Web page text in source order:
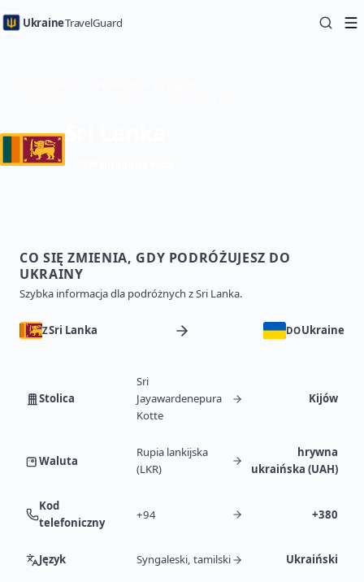
UkraineTravelGuard
CO SIĘ ZMIENIA, GDY PODRÓŻUJESZ DO
UKRAINY
Szybka informacja dla podróżnych z Sri Lanka.
ZSri Lanka DOUkraine
Stolica
Sri
Jayawardenepura
Kotte
Kijów
Waluta
Rupia lankijska
(LKR)
hrywna
ukraińska (UAH)
Kod
telefoniczny
+94 +380
Język Syngaleski, tamilski Ukraiński